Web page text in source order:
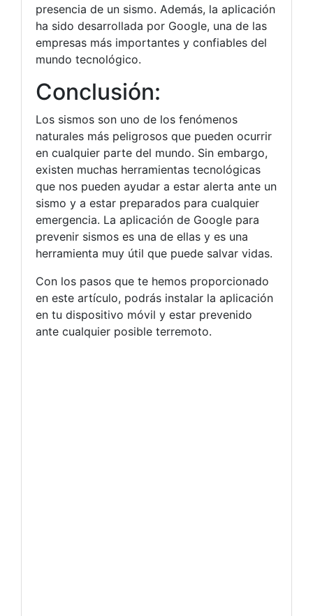
presencia de un sismo. Además, la aplicación
ha sido desarrollada por Google, una de las
empresas más importantes y confiables del
mundo tecnológico.
Conclusión:
Los sismos son uno de los fenómenos
naturales más peligrosos que pueden ocurrir
en cualquier parte del mundo. Sin embargo,
existen muchas herramientas tecnológicas
que nos pueden ayudar a estar alerta ante un
sismo y a estar preparados para cualquier
emergencia. La aplicación de Google para
prevenir sismos es una de ellas y es una
herramienta muy útil que puede salvar vidas.
Con los pasos que te hemos proporcionado
en este artículo, podrás instalar la aplicación
en tu dispositivo móvil y estar prevenido
ante cualquier posible terremoto.